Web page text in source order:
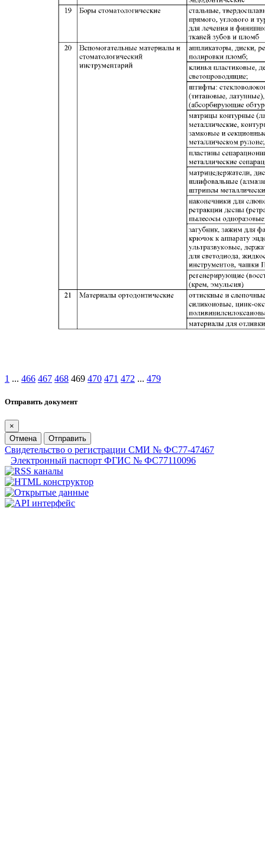
1 ... 466 467 468 469 470 471 472 ... 479
Отправить документ
×
Отмена
Отправить
Свидетельство о регистрации СМИ № ФС77-47467
Электронный паспорт ФГИС № ФС77110096